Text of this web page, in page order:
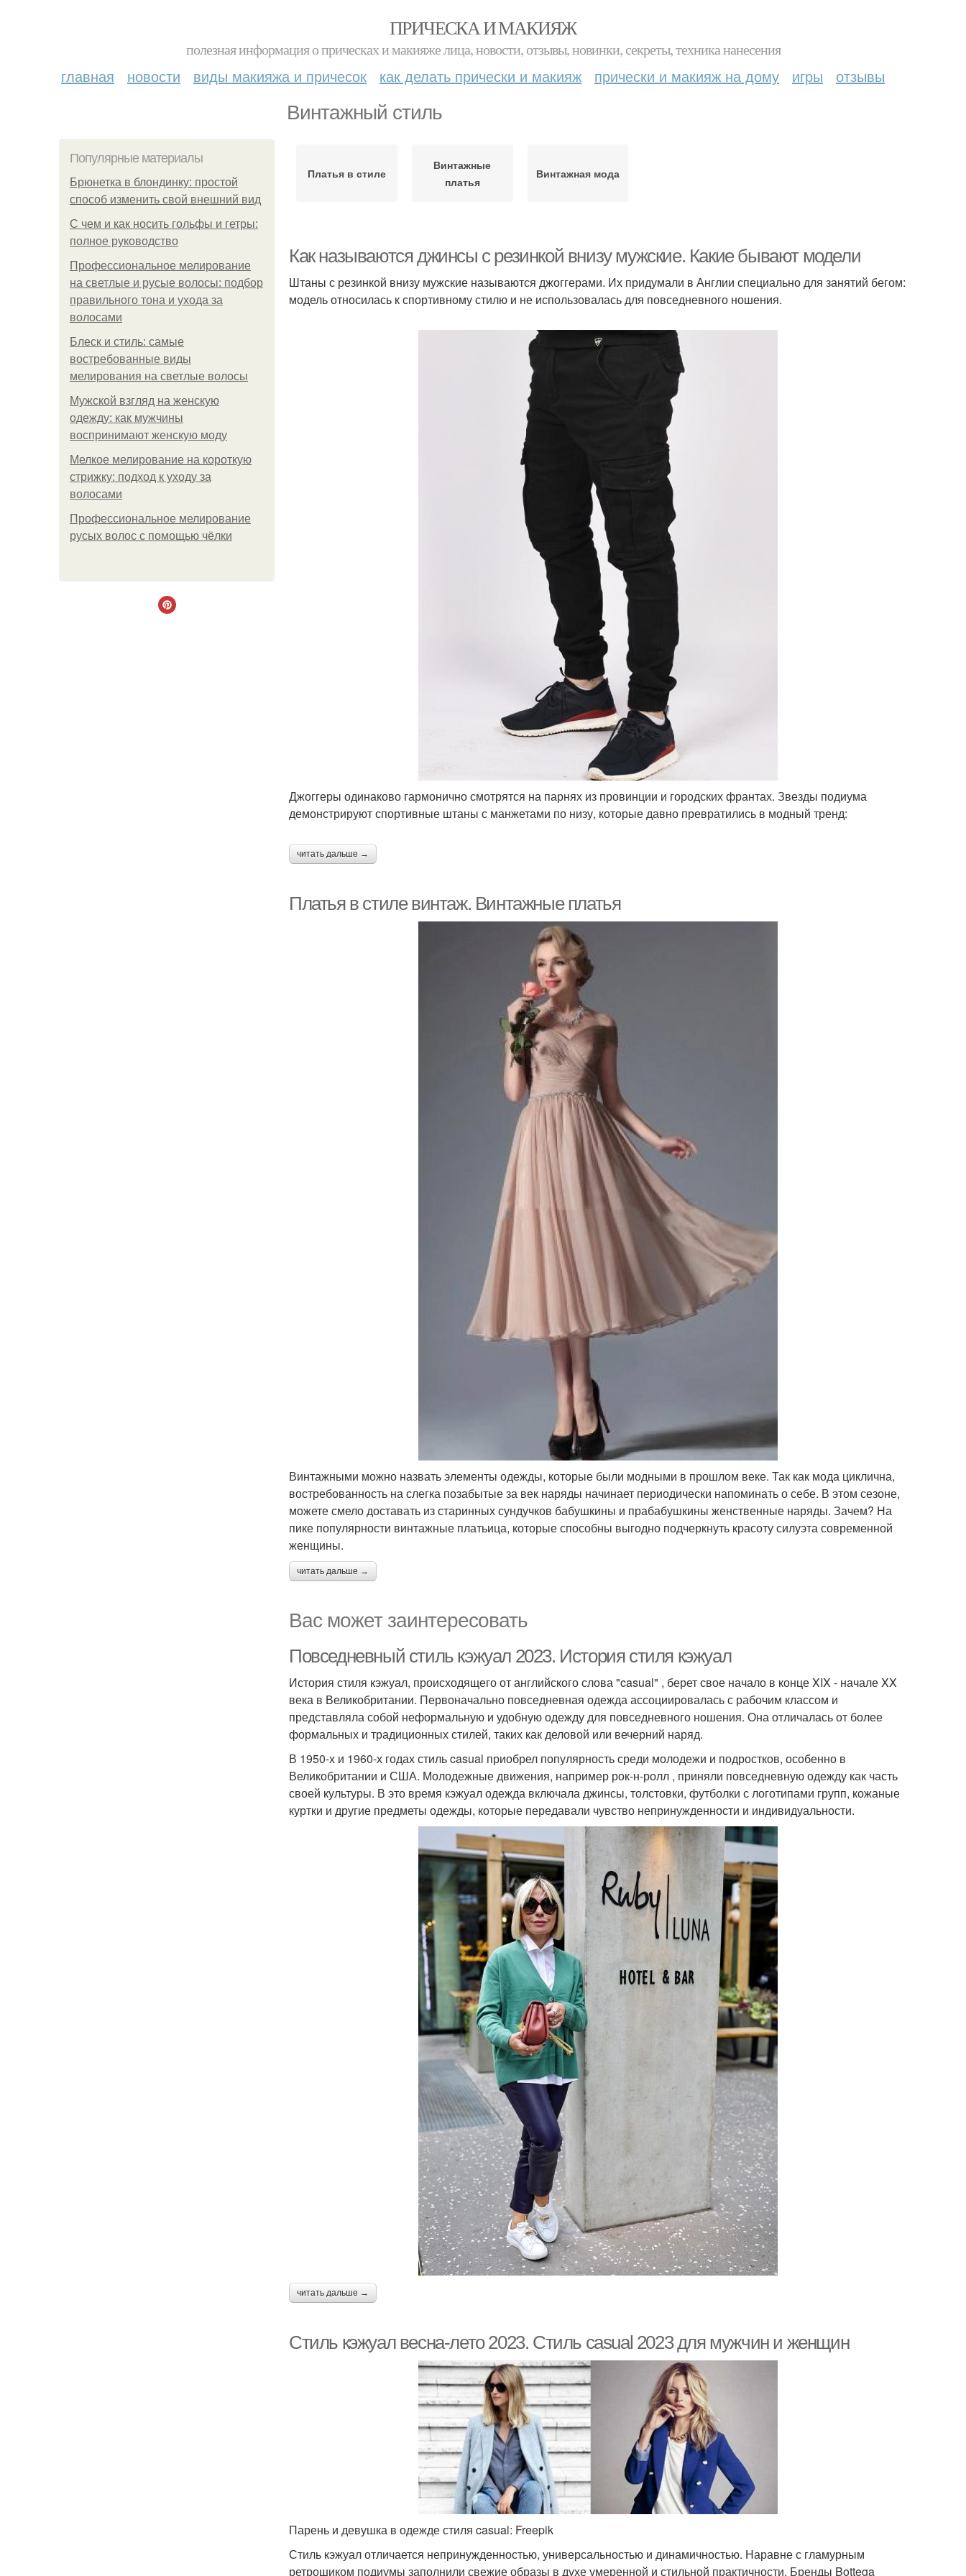
ПРИЧЕСКА И МАКИЯЖ
полезная информация о прическах и макияже лица, новости, отзывы, новинки, секреты, техника нанесения
главная новости виды макияжа и причесок как делать прически и макияж прически и макияж на дому игры отзывы
Винтажный стиль
Популярные материалы
Брюнетка в блондинку: простой
способ изменить свой внешний вид
С чем и как носить гольфы и гетры:
полное руководство
Профессиональное мелирование
на светлые и русые волосы: подбор
правильного тона и ухода за
волосами
Блеск и стиль: самые
востребованные виды
мелирования на светлые волосы
Мужской взгляд на женскую
одежду: как мужчины
воспринимают женскую моду
Мелкое мелирование на короткую
стрижку: подход к уходу за
волосами
Профессиональное мелирование
русых волос с помощью чёлки
Платья в стиле
Винтажные
платья
Винтажная мода
Как называются джинсы с резинкой внизу мужские. Какие бывают модели
Штаны с резинкой внизу мужские называются джоггерами. Их придумали в Англии специально для занятий бегом:
модель относилась к спортивному стилю и не использовалась для повседневного ношения.
Джоггеры одинаково гармонично смотрятся на парнях из провинции и городских франтах. Звезды подиума
демонстрируют спортивные штаны с манжетами по низу, которые давно превратились в модный тренд:
читать дальше →
Платья в стиле винтаж. Винтажные платья
Винтажными можно назвать элементы одежды, которые были модными в прошлом веке. Так как мода циклична,
востребованность на слегка позабытые за век наряды начинает периодически напоминать о себе. В этом сезоне,
можете смело доставать из старинных сундучков бабушкины и прабабушкины женственные наряды. Зачем? На
пике популярности винтажные платьица, которые способны выгодно подчеркнуть красоту силуэта современной
женщины.
читать дальше →
Вас может заинтересовать
Повседневный стиль кэжуал 2023. История стиля кэжуал
История стиля кэжуал, происходящего от английского слова "casual" , берет свое начало в конце XIX - начале XX
века в Великобритании. Первоначально повседневная одежда ассоциировалась с рабочим классом и
представляла собой неформальную и удобную одежду для повседневного ношения. Она отличалась от более
формальных и традиционных стилей, таких как деловой или вечерний наряд.
В 1950-х и 1960-х годах стиль casual приобрел популярность среди молодежи и подростков, особенно в
Великобритании и США. Молодежные движения, например рок-н-ролл , приняли повседневную одежду как часть
своей культуры. В это время кэжуал одежда включала джинсы, толстовки, футболки с логотипами групп, кожаные
куртки и другие предметы одежды, которые передавали чувство непринужденности и индивидуальности.
читать дальше →
Стиль кэжуал весна-лето 2023. Стиль casual 2023 для мужчин и женщин
Парень и девушка в одежде стиля casual: Freepik
Стиль кэжуал отличается непринужденностью, универсальностью и динамичностью. Наравне с гламурным
ретрошиком подиумы заполнили свежие образы в духе умеренной и стильной практичности. Бренды Bottega